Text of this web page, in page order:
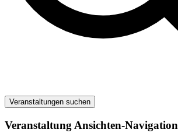
Veranstaltungen suchen
Veranstaltung Ansichten-Navigation